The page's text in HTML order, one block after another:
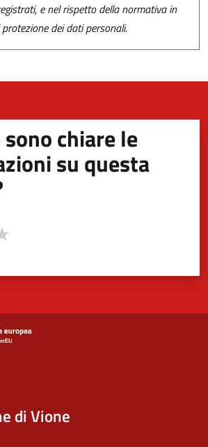
e nel rispetto della normativa in
dei dati personali.
chiare le
su questa
la pagina
di Vione